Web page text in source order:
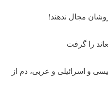
مجال ندهند!
را گرفت
و اسرائیلی و عربی، دم از